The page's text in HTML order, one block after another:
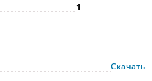
1
Скачать